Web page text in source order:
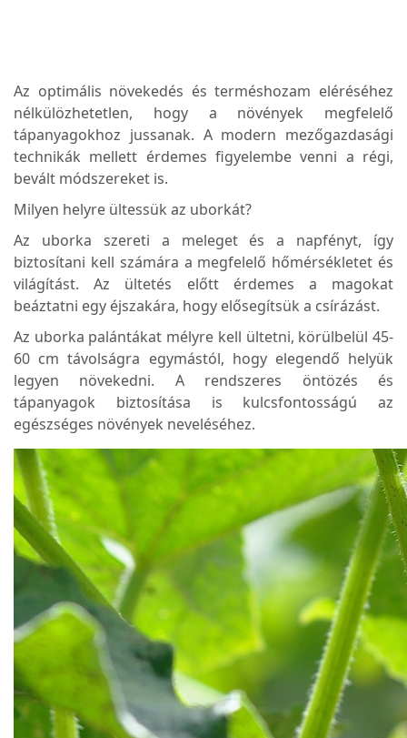
Az optimális növekedés és terméshozam eléréséhez
nélkülözhetetlen, hogy a növények megfelelő
tápanyagokhoz jussanak. A modern mezőgazdasági
technikák mellett érdemes figyelembe venni a régi,
bevált módszereket is.
Milyen helyre ültessük az uborkát?
Az uborka szereti a meleget és a napfényt, így
biztosítani kell számára a megfelelő hőmérsékletet és
világítást. Az ültetés előtt érdemes a magokat
beáztatni egy éjszakára, hogy elősegítsük a csírázást.
Az uborka palántákat mélyre kell ültetni, körülbelül 45-
60 cm távolságra egymástól, hogy elegendő helyük
legyen növekedni. A rendszeres öntözés és
tápanyagok biztosítása is kulcsfontosságú az
egészséges növények neveléséhez.